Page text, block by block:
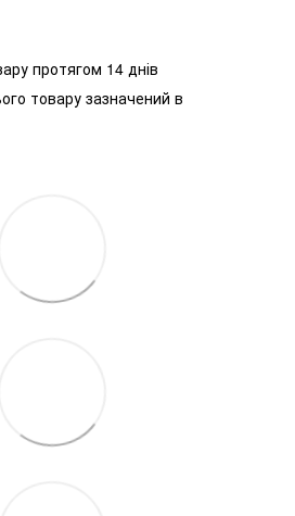
протягом 14 днів
товару зазначений в